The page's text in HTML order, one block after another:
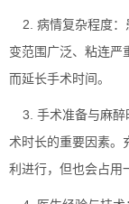
2. 病情复杂程度
变范围广泛、粘连严
而延长手术时间。
3. 手术准备与麻
术时长的重要因素。
利进行，但也会占用